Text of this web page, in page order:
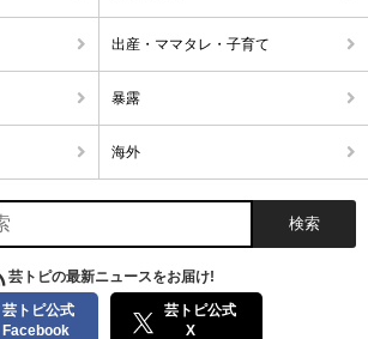
出産・ママタレ・子育て
暴露
海外
芸トピの最新ニュースをお届け!
芸トピ公式
Facebook
芸トピ公式
X